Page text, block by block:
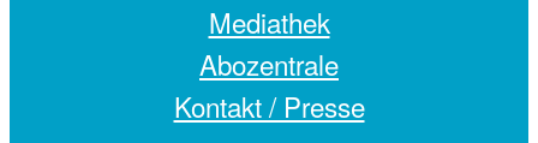
Mediathek
Abozentrale
Kontakt / Presse